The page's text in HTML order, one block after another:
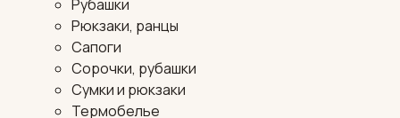
Рубашки
Рюкзаки, ранцы
Сапоги
Сорочки, рубашки
Сумки и рюкзаки
Термобелье